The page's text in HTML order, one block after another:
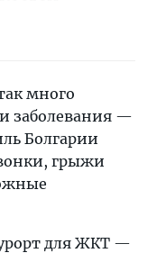
много
заболевания —
Болгарии
грыжи
для ЖКТ —